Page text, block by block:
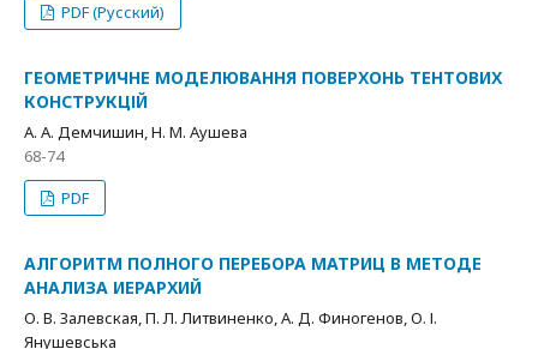
PDF (Русский)
ГЕОМЕТРИЧНЕ МОДЕЛЮВАННЯ ПОВЕРХОНЬ ТЕНТОВИХ
КОНСТРУКЦІЙ
А. А. Демчишин, Н. М. Аушева
68-74
PDF
АЛГОРИТМ ПОЛНОГО ПЕРЕБОРА МАТРИЦ В МЕТОДЕ
АНАЛИЗА ИЕРАРХИЙ
О. В. Залевская, П. Л. Литвиненко, А. Д. Финогенов, О. І.
Янушевська